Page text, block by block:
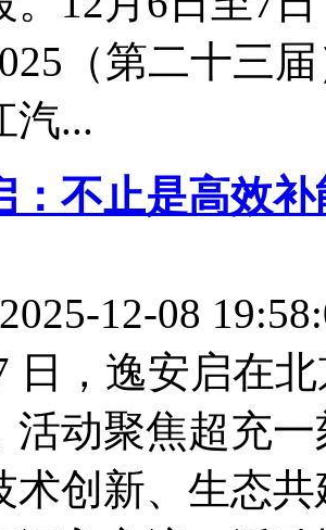
（第二十三
汽...
：不止是高效
12-08
日，逸安启在
活动聚焦超充
术创新、生态